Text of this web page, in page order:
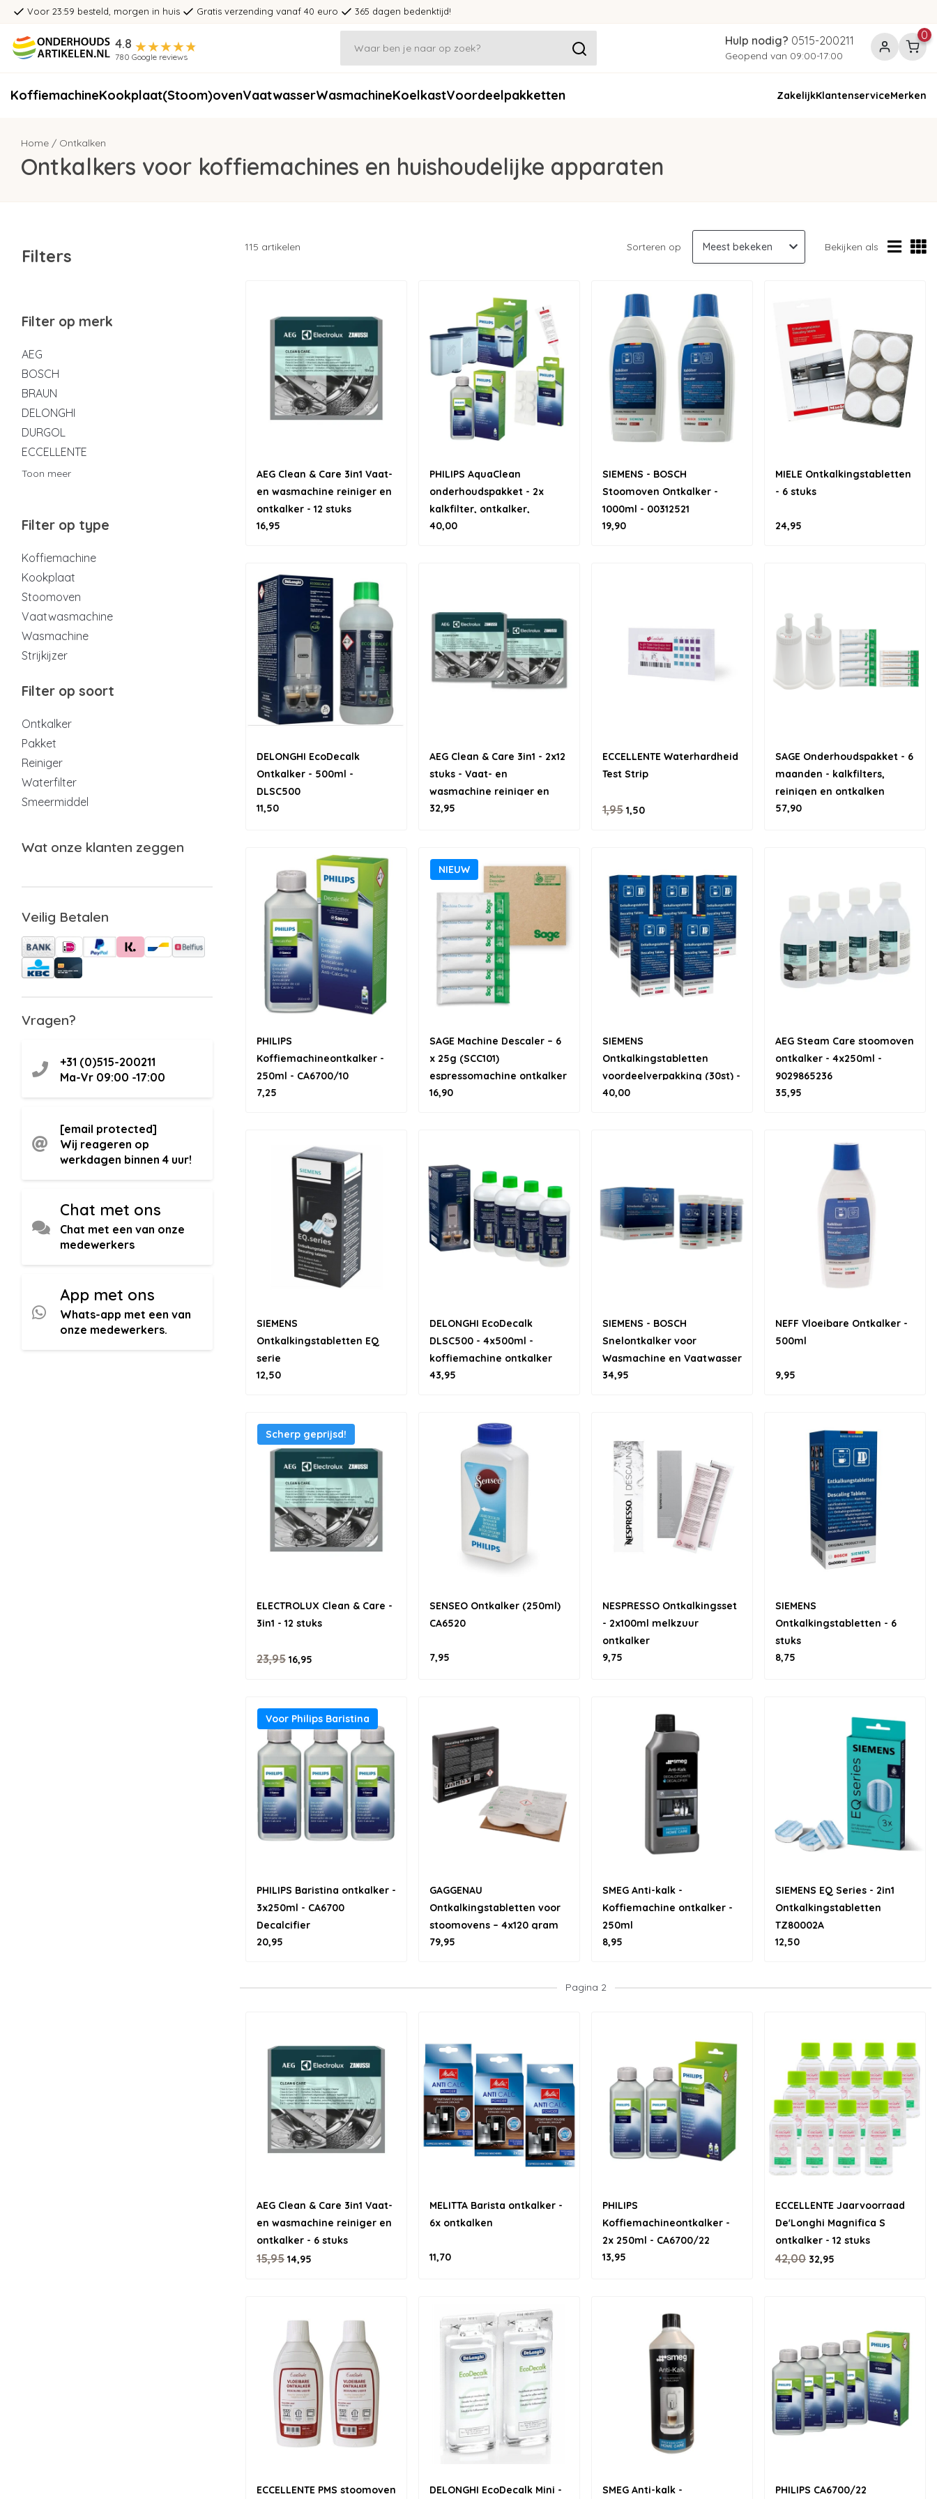
Voor 23:59 besteld, morgen in huis Gratis verzending vanaf 40 euro 365 dagen bedenktijd!
4.8
780 Google reviews
Hulp nodig? 0515-200211
Geopend van 09:00-17:00
0
KoffiemachineKookplaat(Stoom)ovenVaatwasserWasmachineKoelkastVoordeelpakketten ZakelijkKlantenserviceMerken
Home / Ontkalken
Ontkalkers voor koffiemachines en huishoudelijke apparaten
Filters
Filter op merk
AEG
BOSCH
BRAUN
DELONGHI
DURGOL
ECCELLENTE
Toon meer
Filter op type
Koffiemachine
Kookplaat
Stoomoven
Vaatwasmachine
Wasmachine
Strijkijzer
Filter op soort
Ontkalker
Pakket
Reiniger
Waterfilter
Smeermiddel
Wat onze klanten zeggen
Veilig Betalen
Vragen?
+31 (0)515-200211
Ma-Vr 09:00 -17:00
[email protected]
Wij reageren op
werkdagen binnen 4 uur!
Chat met ons
Chat met een van onze
medewerkers
App met ons
Whats-app met een van
onze medewerkers.
115 artikelen Sorteren op Bekijken als
AEG Clean & Care 3in1 Vaat-
en wasmachine reiniger en
ontkalker - 12 stuks
16,95
PHILIPS AquaClean
onderhoudspakket - 2x
kalkfilter, ontkalker,
ontvettingstabletten &
40,00
SIEMENS - BOSCH
Stoomoven Ontkalker -
1000ml - 00312521
19,90
MIELE Ontkalkingstabletten
- 6 stuks
24,95
DELONGHI EcoDecalk
Ontkalker - 500ml -
DLSC500
11,50
AEG Clean & Care 3in1 - 2x12
stuks - Vaat- en
wasmachine reiniger en
ontkalker
32,95
ECCELLENTE Waterhardheid
Test Strip
1,95 1,50
SAGE Onderhoudspakket - 6
maanden - kalkfilters,
reinigen en ontkalken
57,90
PHILIPS
Koffiemachineontkalker -
250ml - CA6700/10
7,25
NIEUW
SAGE Machine Descaler – 6
x 25g (SCC101)
espressomachine ontkalker
16,90
SIEMENS
Ontkalkingstabletten
voordeelverpakking (30st) -
311864 / 311566 / TCZ6002
40,00
AEG Steam Care stoomoven
ontkalker - 4x250ml -
9029865236
35,95
SIEMENS
Ontkalkingstabletten EQ
serie
12,50
DELONGHI EcoDecalk
DLSC500 - 4x500ml -
koffiemachine ontkalker
43,95
SIEMENS - BOSCH
Snelontkalker voor
Wasmachine en Vaatwasser
- 4 stuks
34,95
NEFF Vloeibare Ontkalker -
500ml
9,95
Scherp geprijsd!
ELECTROLUX Clean & Care -
3in1 - 12 stuks
23,95 16,95
SENSEO Ontkalker (250ml)
CA6520
7,95
NESPRESSO Ontkalkingsset
- 2x100ml melkzuur
ontkalker
9,75
SIEMENS
Ontkalkingstabletten - 6
stuks
8,75
Voor Philips Baristina
PHILIPS Baristina ontkalker -
3x250ml - CA6700
Decalcifier
20,95
GAGGENAU
Ontkalkingstabletten voor
stoomovens – 4x120 gram
79,95
SMEG Anti-kalk -
Koffiemachine ontkalker -
250ml
8,95
SIEMENS EQ Series - 2in1
Ontkalkingstabletten
TZ80002A
12,50
Pagina 2
AEG Clean & Care 3in1 Vaat-
en wasmachine reiniger en
ontkalker - 6 stuks
15,95 14,95
MELITTA Barista ontkalker -
6x ontkalken
11,70
PHILIPS
Koffiemachineontkalker -
2x 250ml - CA6700/22
13,95
ECCELLENTE Jaarvoorraad
De'Longhi Magnifica S
ontkalker - 12 stuks
42,00 32,95
ECCELLENTE PMS stoomoven DELONGHI EcoDecalk Mini - SMEG Anti-kalk - PHILIPS CA6700/22